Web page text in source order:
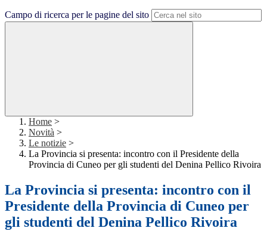
Campo di ricerca per le pagine del sito
Home >
Novità >
Le notizie >
La Provincia si presenta: incontro con il Presidente della
Provincia di Cuneo per gli studenti del Denina Pellico Rivoira
La Provincia si presenta: incontro con il
Presidente della Provincia di Cuneo per
gli studenti del Denina Pellico Rivoira